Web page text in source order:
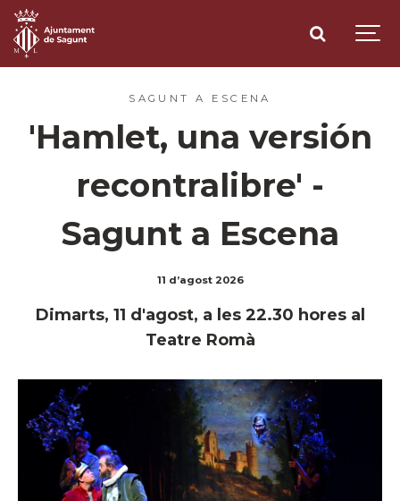
SAGUNT A ESCENA
'Hamlet, una versión
recontralibre' -
Sagunt a Escena
11 d’agost 2026
Dimarts, 11 d'agost, a les 22.30 hores al
Teatre Romà